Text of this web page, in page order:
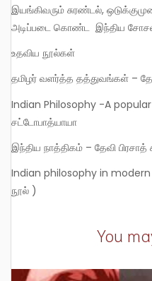
இயங்கிவரும் சுரண்டல்,
அடிப்படை கொண்ட இந்திய
உதவிய நூல்கள்
தமிழர் வளர்த்த தத்துவங்கள் –
Indian Philosophy -A popular introduction – தேவி பிரசாத்
சட்டோபாத்யாயா
இந்திய நாத்திகம் – தேவி
Indian philosophy in modern times – V. Brodov (சோவியத்
நூல் )
You